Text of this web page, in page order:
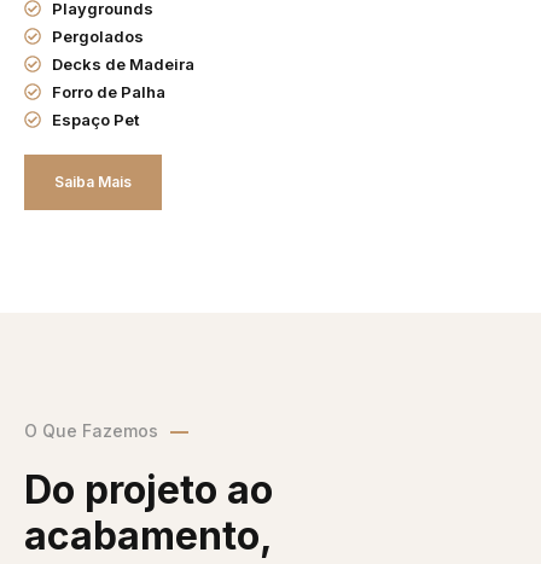
Playgrounds
Pergolados
Decks de Madeira
Forro de Palha
Espaço Pet
Saiba Mais
O Que Fazemos
Do projeto ao
acabamento,